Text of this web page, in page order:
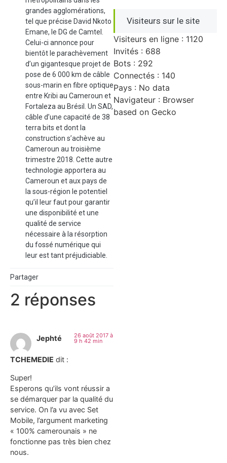
grandes agglomérations,
tel que précise David Nkoto
Emane, le DG de Camtel.
Celui-ci annonce pour
bientôt le parachèvement
d’un gigantesque projet de
pose de 6 000 km de câble
sous-marin en fibre optique
entre Kribi au Cameroun et
Fortaleza au Brésil. Un SAD,
câble d’une capacité de 38
terra bits et dont la
construction s’achève au
Cameroun au troisième
trimestre 2018. Cette autre
technologie apportera au
Cameroun et aux pays de
la sous-région le potentiel
qu’il leur faut pour garantir
une disponibilité et une
qualité de service
nécessaire à la résorption
du fossé numérique qui
leur est tant préjudiciable.
Partager
2 réponses
Jephté
TCHEMEDIE dit :
26 août 2017 à
9 h 42 min
Super!
Esperons qu’ils vont réussir a
se démarquer par la qualité du
service. On l’a vu avec Set
Mobile, l’argument marketing
« 100% camerounais » ne
fonctionne pas très bien chez
nous.
Visiteurs sur le site
Visiteurs en ligne : 1120
Invités : 688
Bots : 292
Connectés : 140
Pays : No data
Navigateur : Browser
based on Gecko